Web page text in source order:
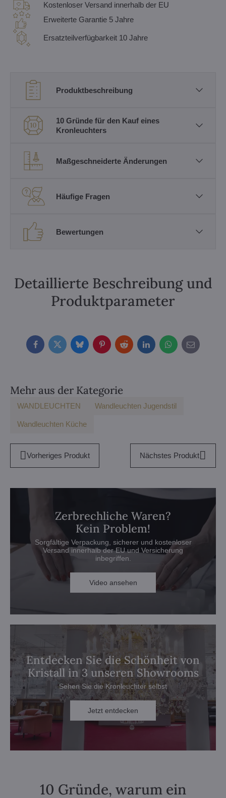
Kostenloser Versand innerhalb der EU
Erweiterte Garantie 5 Jahre
Ersatzteilverfügbarkeit 10 Jahre
Produktbeschreibung
10 Gründe für den Kauf eines
Kronleuchters
Maßgeschneiderte Änderungen
Häufige Fragen
Bewertungen
Detaillierte Beschreibung und
Produktparameter
FacebookTwitterBlueskyPinterestRedditLinkedInWhatsApp
E-
mail
Mehr aus der Kategorie
WANDLEUCHTEN Wandleuchten Jugendstil
Wandleuchten Küche
Vorheriges Produkt Nächstes Produkt
Zerbrechliche Waren?
Kein Problem!
Sorgfältige Verpackung, sicherer und kostenloser
Versand innerhalb der EU und Versicherung
inbegriffen.
Video ansehen
Entdecken Sie die Schönheit von
Kristall in 3 unseren Showrooms
Sehen Sie die Kronleuchter selbst
Jetzt entdecken
10 Gründe, warum ein